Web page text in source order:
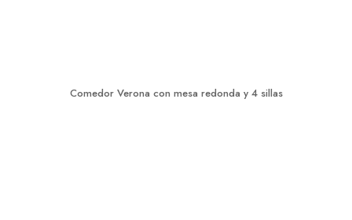
Comedor Verona con mesa redonda y 4 sillas